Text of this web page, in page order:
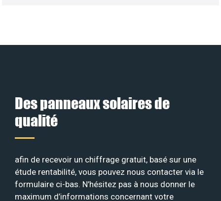
Des panneaux solaires de
qualité
afin de recevoir un chiffrage gratuit, basé sur une
étude rentabilité, vous pouvez nous contacter via le
formulaire ci-bas. N’hésitez pas à nous donner le
maximum d’informations concernant votre